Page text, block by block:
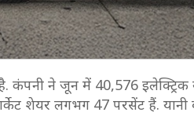
ने जून में 40,576 इलेक्ट्रिक
शेयर लगभग 47 परसेंट हैं.